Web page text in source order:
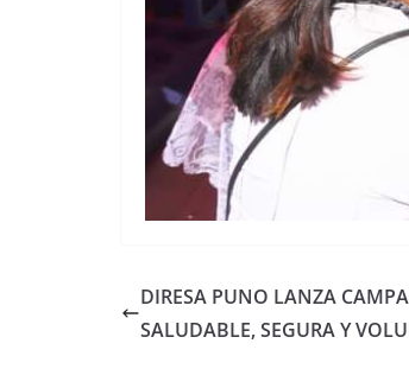
DIRESA PUNO LANZA
SALUDABLE, SEGURA Y